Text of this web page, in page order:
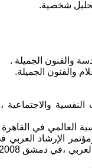
والاجتماعية